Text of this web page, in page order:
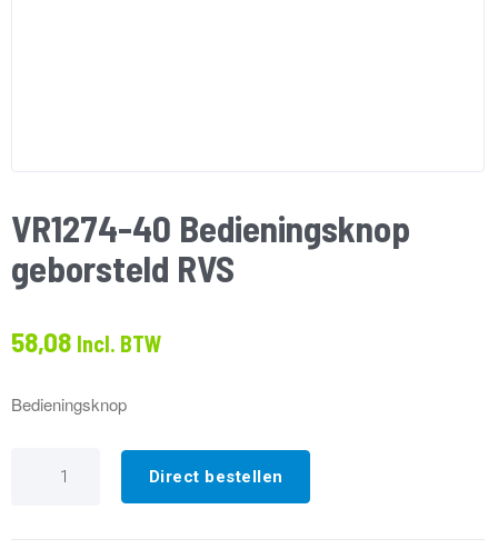
VR1274-40 Bedieningsknop
geborsteld RVS
58,08 Incl. BTW
Bedieningsknop
Bedieningsknop
Direct bestellen